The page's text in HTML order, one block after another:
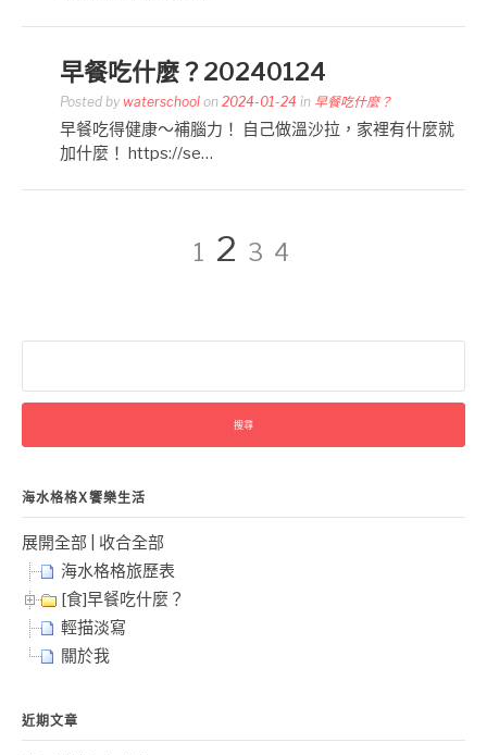
早餐吃什麼？20240124
Posted by waterschool on 2024-01-24 in 早餐吃什麼？
早餐吃得健康～補腦力！ 自己做溫沙拉，家裡有什麼就
加什麼！ https://se…
章
分
頁
Page
1 Page
2 Page
3 Page
4
關
字:
海水格格X饗樂生活
展開全部
收合全部
海水格格旅歷表
[食]早餐吃什麼？
輕描淡寫
關於我
近期文章